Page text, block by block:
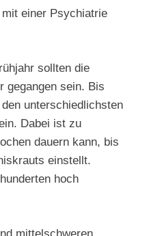
einer Psychiatrie
sollten die
gegangen sein. Bis
unterschiedlichsten
Dabei ist zu
dauern kann, bis
einstellt.
hoch
mittelschweren